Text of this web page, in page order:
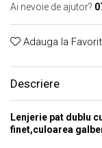
Ai nevoie de ajutor?
Adauga la
Descriere
Lenjerie pat dublu
finet,culoarea